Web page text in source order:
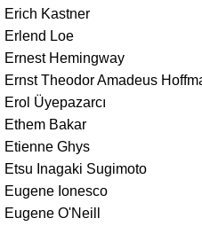
Erich Kastner
Erlend Loe
Ernest Hemingway
Ernst Theodor Amadeus
Erol Üyepazarcı
Ethem Bakar
Etienne Ghys
Etsu Inagaki Sugimoto
Eugene Ionesco
Eugene O'Neill